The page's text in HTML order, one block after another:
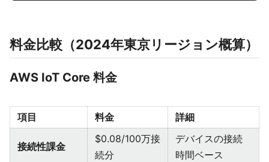
料金比較（2024年東京リージョン概算）
AWS IoT Core 料金
項目 料金 詳細
接続性課金
$0.08/100万接
続分
デバイスの接続
時間ベース